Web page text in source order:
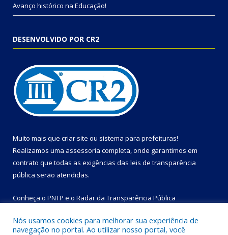
Avanço histórico na Educação!
DESENVOLVIDO POR CR2
Muito mais que criar site ou sistema para prefeituras!
Realizamos uma assessoria completa, onde garantimos em
contrato que todas as exigências das leis de transparência
pública serão atendidas.
Conheça o PNTP e o Radar da Transparência Pública
Nós usamos cookies para melhorar sua experiência de
navegação no portal. Ao utilizar nosso portal, você